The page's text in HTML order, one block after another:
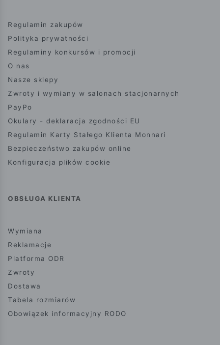
Regulamin zakupów
Polityka prywatności
Regulaminy konkursów i promocji
O nas
Nasze sklepy
Zwroty i wymiany w salonach stacjonarnych
PayPo
Okulary - deklaracja zgodności EU
Regulamin Karty Stałego Klienta Monnari
Bezpieczeństwo zakupów online
Konfiguracja plików cookie
OBSŁUGA KLIENTA
Wymiana
Reklamacje
Platforma ODR
Zwroty
Dostawa
Tabela rozmiarów
Obowiązek informacyjny RODO